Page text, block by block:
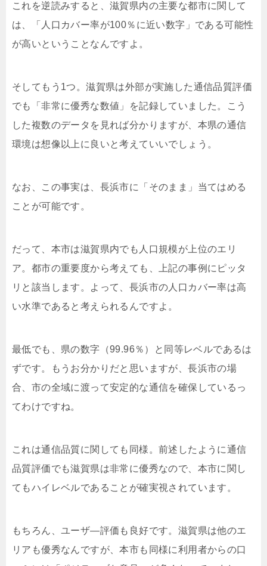
これを逆読みすると、滋賀県内の主要な都市に関して
は、「人口カバー率が100％に近い数字」である可能性
が高いということなんですよ。
そしてもう1つ。滋賀県は外部が実施した通信品質評価
でも「非常に優秀な数値」を記録していました。こう
した複数のデータを見れば分かりますが、本県の通信
環境は想像以上に良いと考えていいでしょう。
なお、この事実は、長浜市に「そのまま」当てはめる
ことが可能です。
だって、本市は滋賀県内でも人口規模が上位のエリ
ア。都市の重要度から考えても、上記の事例にピッタ
リと該当します。よって、長浜市の人口カバー率は高
い水準であると考えられるんですよ。
最低でも、県の数字（99.96％）と同等レベルであるは
ずです。もうお分かりだと思いますが、長浜市の場
合、市の全域に渡って安定的な通信を確保しているっ
てわけですね。
これは通信品質に関しても同様。前述したように通信
品質評価でも滋賀県は非常に優秀なので、本市に関し
てもハイレベルであることが確実視されています。
もちろん、ユーザ―評価も良好です。滋賀県は他のエ
リアも優秀なんですが、本市も同様に利用者からの口